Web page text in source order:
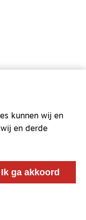
kunnen wij en
en derde
Ik ga akkoord